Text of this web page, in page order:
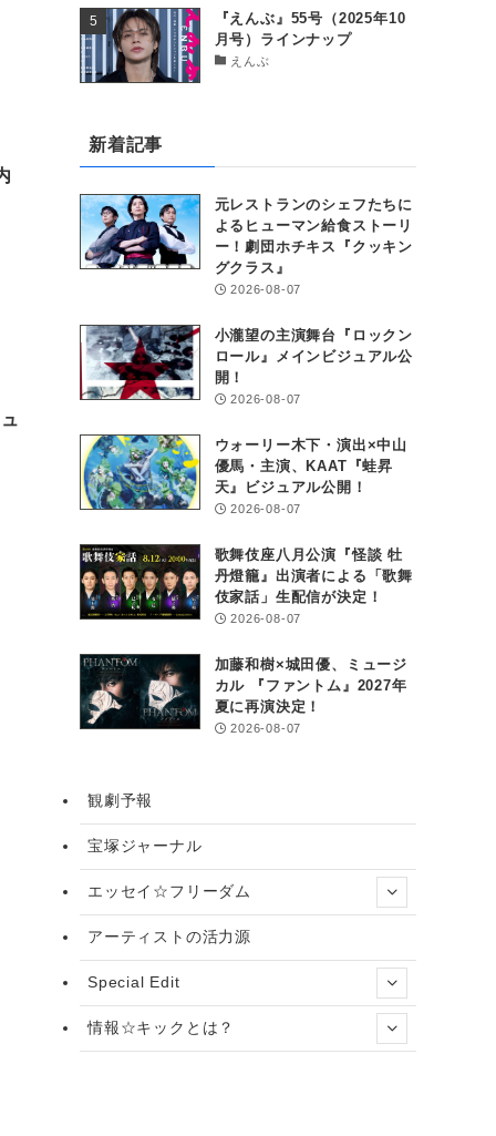
『えんぶ』55号（2025年10
月号）ラインナップ
えんぶ
新着記事
元レストランのシェフたちに
よるヒューマン給食ストーリ
ー！劇団ホチキス『クッキン
グクラス』
2026-08-07
小瀧望の主演舞台『ロックン
ロール』メインビジュアル公
開！
2026-08-07
ウォーリー木下・演出×中山
優馬・主演、KAAT『蛙昇
天』ビジュアル公開！
2026-08-07
歌舞伎座八月公演『怪談 牡
丹燈籠』出演者による「歌舞
伎家話」生配信が決定！
2026-08-07
加藤和樹×城田優、ミュージ
カル 『ファントム』2027年
夏に再演決定！
2026-08-07
観劇予報
宝塚ジャーナル
エッセイ☆フリーダム
アーティストの活力源
Special Edit
情報☆キックとは？